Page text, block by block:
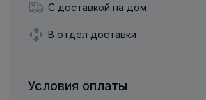
С доставкой на дом
В отдел доставки
Условия оплаты